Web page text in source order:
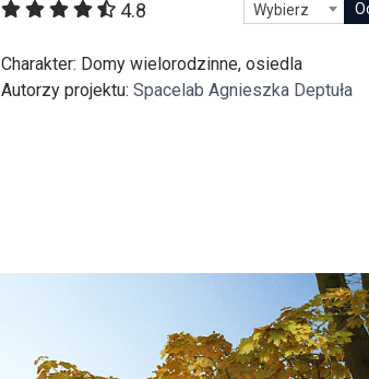
4.8 Wybierz
Charakter: Domy wielorodzinne, osiedla
Autorzy projektu: Spacelab Agnieszka Deptuła